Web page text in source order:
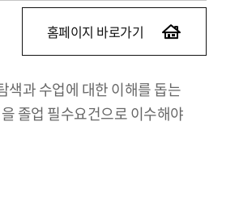
홈페이지 바로가기
색과 수업에 대한 이해를 돕는
졸업 필수요건으로 이수해야